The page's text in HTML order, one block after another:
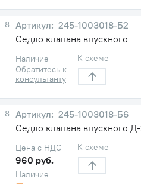
8
245-1003018-Б2
Седло клапана впускного
Наличие
Обратитесь к
консультанту
К схеме
8
245-1003018-Б6
Седло клапана впускного
Наличие
Цена с НДС
960 руб.
К схеме